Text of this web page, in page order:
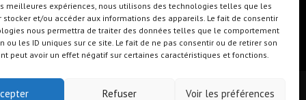
meilleures expériences, nous utilisons des technologies telles que les
stocker et/ou accéder aux informations des appareils. Le fait de consentir
nous permettra de traiter des données telles que le comportement
ou les ID uniques sur ce site. Le fait de ne pas consentir ou de retirer son
peut avoir un effet négatif sur certaines caractéristiques et fonctions.
Refuser Voir les préférences
Transport scolaire L’Isle-Jourdain
Transport scolaire Saint-Lys